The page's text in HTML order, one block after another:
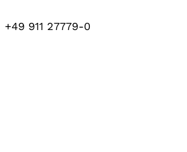
+49 911 27779-0